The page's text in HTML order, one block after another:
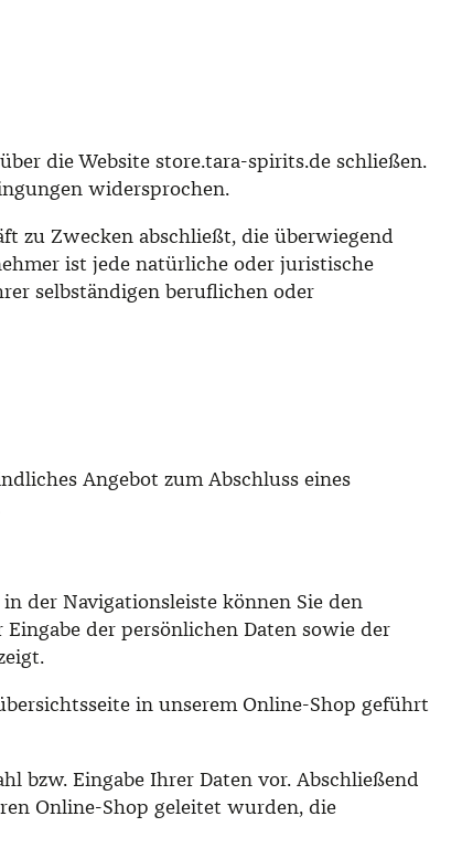
die Website store.tara-spirits.de schließen.
widersprochen.
zu Zwecken abschließt, die überwiegend
ist jede natürliche oder juristische
selbständigen beruflichen oder
Angebot zum Abschluss eines
der Navigationsleiste können Sie den
der persönlichen Daten sowie der
in unserem Online-Shop geführt
bzw. Eingabe Ihrer Daten vor. Abschließend
Online-Shop geleitet wurden, die